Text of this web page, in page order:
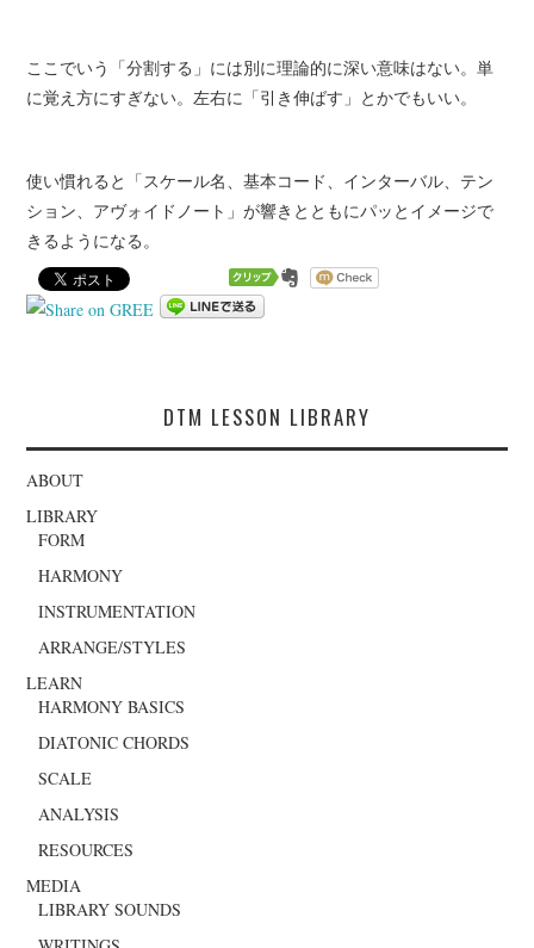
ここでいう「分割する」には別に理論的に深い意味はない。単
に覚え方にすぎない。左右に「引き伸ばす」とかでもいい。
使い慣れると「スケール名、基本コード、インターバル、テン
ション、アヴォイドノート」が響きとともにパッとイメージで
きるようになる。
DTM LESSON LIBRARY
ABOUT
LIBRARY
FORM
HARMONY
INSTRUMENTATION
ARRANGE/STYLES
LEARN
HARMONY BASICS
DIATONIC CHORDS
SCALE
ANALYSIS
RESOURCES
MEDIA
LIBRARY SOUNDS